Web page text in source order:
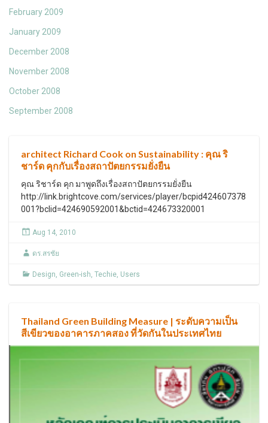
February 2009
January 2009
December 2008
November 2008
October 2008
September 2008
architect Richard Cook on Sustainability : คุณ ริ
ชาร์ด คุกกับเรื่องสถาปัตยกรรมยั่งยืน
คุณ ริชาร์ด คุก มาพูดถึงเรื่องสถาปัตยกรรมยั่งยืน
http://link.brightcove.com/services/player/bcpid424607378
001?bclid=424690592001&bctid=424673320001
Aug 14, 2010
ดร.สรชัย
Design, Green-ish, Techie, Users
Thailand Green Building Measure | ระดับความเป็น
สีเขียวของอาคารภาคสอง ที่วัดกันในประเทศไทย